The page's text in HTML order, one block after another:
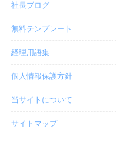
社長ブログ
無料テンプレート
経理用語集
個人情報保護方針
当サイトについて
サイトマップ